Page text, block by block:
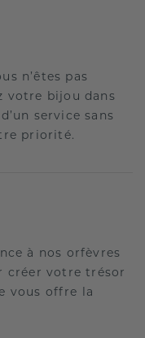
n’êtes pas
votre bijou dans
service sans
priorité.
à nos orfèvres
créer votre trésor
vous offre la